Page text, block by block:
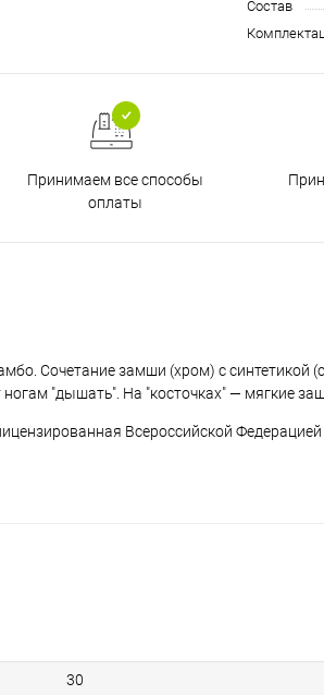
Состав
Принимаем все способы
оплаты
Сочетание замши (хром) с синтетикой
"дышать". На "косточках" — мягкие
Всероссийской
30